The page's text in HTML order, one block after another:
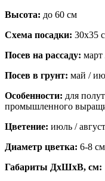
Высота: до 60 см
Схема посадки: 30х35
Посев на рассаду: март
Посев в грунт: май /
Особенности: для
промышленного
Цветение: июль / август
Диаметр цветка: 6-8 см
Габариты ДхШхВ, см: